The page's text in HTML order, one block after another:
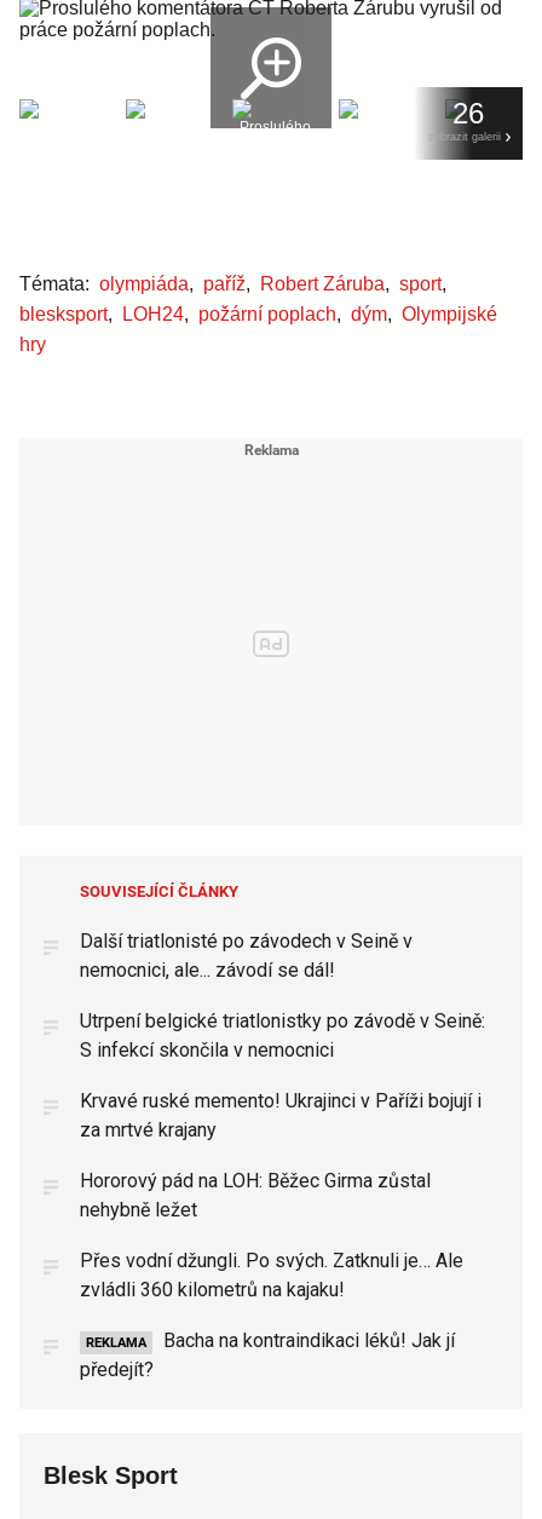
26
zobrazit galerii
Témata: olympiáda, paříž, Robert Záruba, sport,
blesksport, LOH24, požární poplach, dým, Olympijské
hry
SOUVISEJÍCÍ ČLÁNKY
Další triatlonisté po závodech v Seině v
nemocnici, ale... závodí se dál!
Utrpení belgické triatlonistky po závodě v Seině:
S infekcí skončila v nemocnici
Krvavé ruské memento! Ukrajinci v Paříži bojují i
za mrtvé krajany
Hororový pád na LOH: Běžec Girma zůstal
nehybně ležet
Přes vodní džungli. Po svých. Zatknuli je… Ale
zvládli 360 kilometrů na kajaku!
REKLAMA
Bacha na kontraindikaci léků! Jak jí
předejít?
Blesk Sport